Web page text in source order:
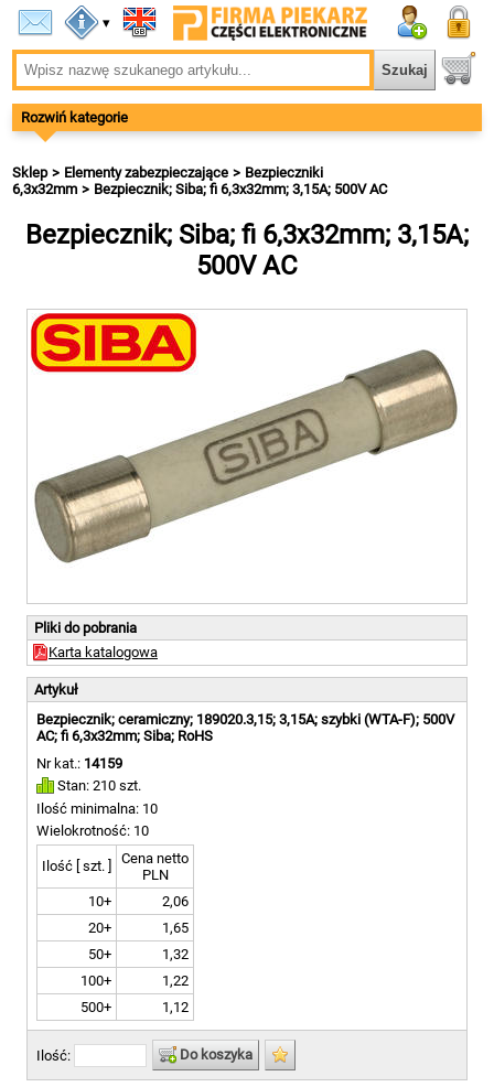
▾
Rozwiń kategorie
Sklep Elementy zabezpieczające
Bezpieczniki
6,3x32mm
Bezpiecznik; Siba; fi 6,3x32mm; 3,15A; 500V AC
Bezpiecznik; Siba; fi 6,3x32mm; 3,15A;
500V AC
Pliki do pobrania
Karta katalogowa
Artykuł
Bezpiecznik; ceramiczny; 189020.3,15; 3,15A; szybki (WTA-F); 500V
AC; fi 6,3x32mm; Siba; RoHS
Nr kat.: 14159
Stan: 210 szt.
Ilość minimalna: 10
Wielokrotność: 10
Ilość [ szt. ]
Cena netto
PLN
10+
2,06
20+
1,65
50+
1,32
100+
1,22
500+
1,12
Ilość: Do koszyka